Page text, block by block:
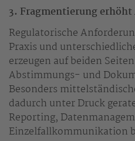
3. Fragmentierung
Regulatorische
Praxis und
erzeugen auf beiden
Abstimmungs- und
Besonders
dadurch unter Druck
Reporting,
Einzelfallkommunikation